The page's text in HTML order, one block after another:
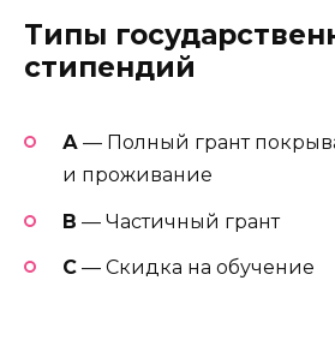
Типы
стипендий
А — Полный грант
и проживание
В — Частичный грант
C — Скидка на обучение